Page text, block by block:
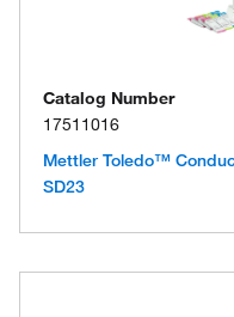
Catalog Number
17511016
Mettler Toledo™
SD23